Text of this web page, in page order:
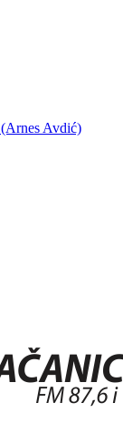
Avdić)